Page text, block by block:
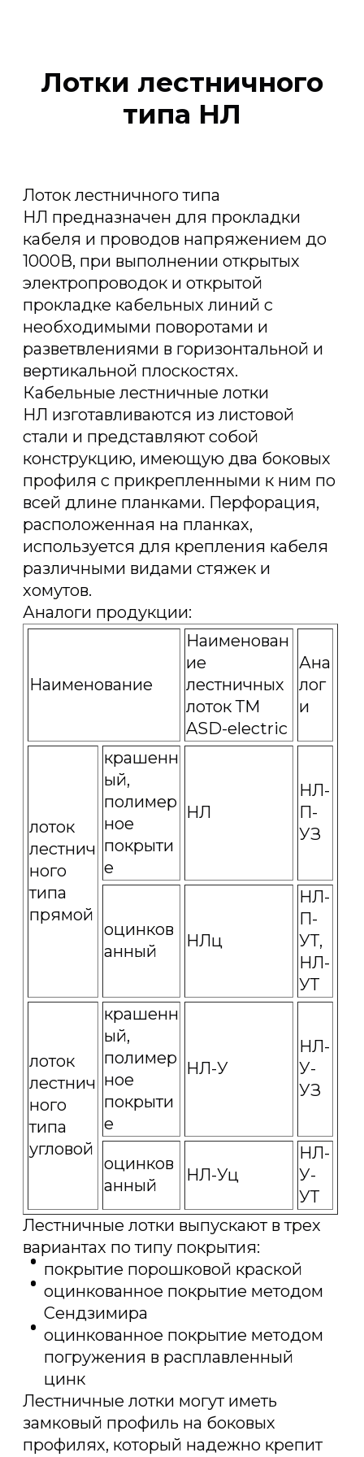
Лотки лестничного
типа НЛ
Лоток лестничного типа
НЛ предназначен для прокладки
кабеля и проводов напряжением до
1000В, при выполнении открытых
электропроводок и открытой
прокладке кабельных линий с
необходимыми поворотами и
разветвлениями в горизонтальной и
вертикальной плоскостях.
Кабельные лестничные лотки
НЛ изготавливаются из листовой
стали и представляют собой
конструкцию, имеющую два боковых
профиля с прикрепленными к ним по
всей длине планками. Перфорация,
расположенная на планках,
используется для крепления кабеля
различными видами стяжек и
хомутов.
Аналоги продукции:
Наименование
Наименован
ие
лестничных
лоток ТМ
ASD-electric
Ана
лог
и
лоток
лестнич
ного
типа
прямой
крашенн
ый,
полимер
ное
покрыти
е
НЛ
НЛ-
П-
УЗ
оцинков
анный
НЛц
НЛ-
П-
УТ,
НЛ-
УТ
лоток
лестнич
ного
типа
угловой
крашенн
ый,
полимер
ное
покрыти
е
НЛ-У
НЛ-
У-
УЗ
оцинков
анный
НЛ-Уц
НЛ-
У-
УТ
Лестничные лотки выпускают в трех
вариантах по типу покрытия:
покрытие порошковой краской
оцинкованное покрытие методом
Сендзимира
оцинкованное покрытие методом
погружения в расплавленный
цинк
Лестничные лотки могут иметь
замковый профиль на боковых
профилях, который надежно крепит